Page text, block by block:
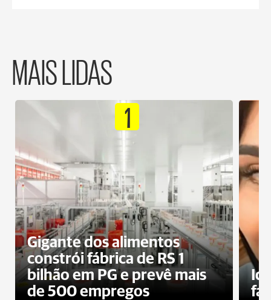
MAIS LIDAS
1
Gigante dos alimentos
constrói fábrica de RS 1
bilhão em PG e prevê mais
de 500 empregos